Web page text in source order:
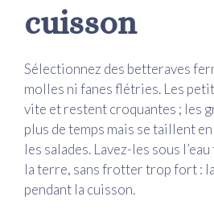
cuisson
Sélectionnez des betteraves
molles ni fanes flétries. Les
vite et restent croquantes ; les
plus de temps mais se taillent
les salades. Lavez-les sous
la terre, sans frotter trop fort :
pendant la cuisson.